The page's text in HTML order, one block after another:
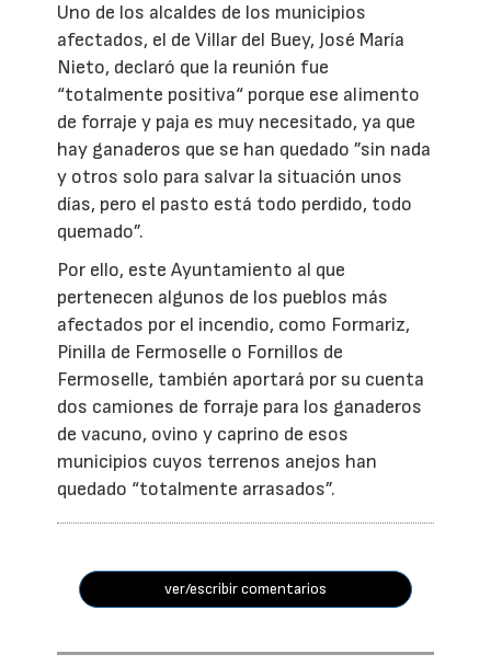
Uno de los alcaldes de los municipios
afectados, el de Villar del Buey, José María
Nieto, declaró que la reunión fue
“totalmente positiva“ porque ese alimento
de forraje y paja es muy necesitado, ya que
hay ganaderos que se han quedado ”sin nada
y otros solo para salvar la situación unos
días, pero el pasto está todo perdido, todo
quemado”.
Por ello, este Ayuntamiento al que
pertenecen algunos de los pueblos más
afectados por el incendio, como Formariz,
Pinilla de Fermoselle o Fornillos de
Fermoselle, también aportará por su cuenta
dos camiones de forraje para los ganaderos
de vacuno, ovino y caprino de esos
municipios cuyos terrenos anejos han
quedado “totalmente arrasados”.
ver/escribir comentarios